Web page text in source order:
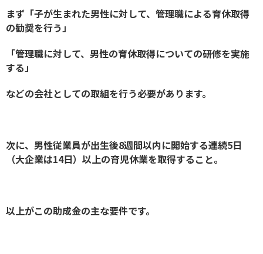
まず「子が生まれた男性に対して、管理職による育休取得
の勧奨を行う」
「管理職に対して、男性の育休取得についての研修を実施
する」
などの会社としての取組を行う必要があります。
次に、男性従業員が出生後8週間以内に開始する連続5日
（大企業は14日）以上の育児休業を取得すること。
以上がこの助成金の主な要件です。